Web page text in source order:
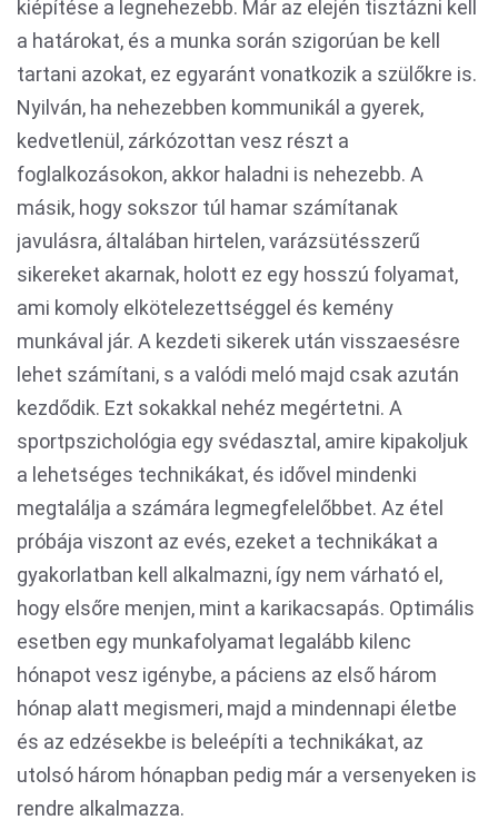
kiépítése a legnehezebb. Már az elején tisztázni kell
a határokat, és a munka során szigorúan be kell
tartani azokat, ez egyaránt vonatkozik a szülőkre is.
Nyilván, ha nehezebben kommunikál a gyerek,
kedvetlenül, zárkózottan vesz részt a
foglalkozásokon, akkor haladni is nehezebb. A
másik, hogy sokszor túl hamar számítanak
javulásra, általában hirtelen, varázsütésszerű
sikereket akarnak, holott ez egy hosszú folyamat,
ami komoly elkötelezettséggel és kemény
munkával jár. A kezdeti sikerek után visszaesésre
lehet számítani, s a valódi meló majd csak azután
kezdődik. Ezt sokakkal nehéz megértetni. A
sportpszichológia egy svédasztal, amire kipakoljuk
a lehetséges technikákat, és idővel mindenki
megtalálja a számára legmegfelelőbbet. Az étel
próbája viszont az evés, ezeket a technikákat a
gyakorlatban kell alkalmazni, így nem várható el,
hogy elsőre menjen, mint a karikacsapás. Optimális
esetben egy munkafolyamat legalább kilenc
hónapot vesz igénybe, a páciens az első három
hónap alatt megismeri, majd a mindennapi életbe
és az edzésekbe is beleépíti a technikákat, az
utolsó három hónapban pedig már a versenyeken is
rendre alkalmazza.